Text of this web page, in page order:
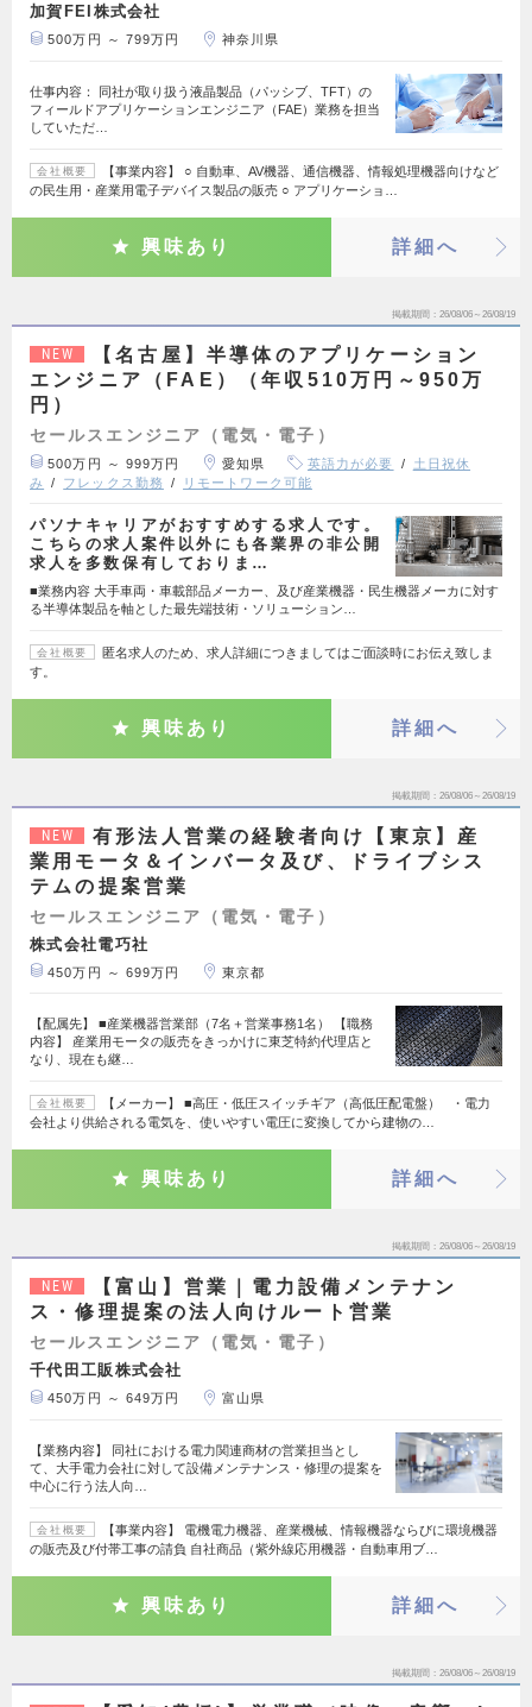
加賀FEI株式会社
500万円 ～ 799万円 神奈川県
仕事内容： 同社が取り扱う液晶製品（パッシブ、TFT）の
フィールドアプリケーションエンジニア（FAE）業務を担当
していただ…
会社概要
【事業内容】 ○ 自動車、AV機器、通信機器、情報処理機器向けなど
の民生用・産業用電子デバイス製品の販売 ○ アプリケーショ…
興味あり 詳細へ
掲載期間 26/08/06～26/08/19
NEW
【名古屋】半導体のアプリケーション
エンジニア（FAE）（年収510万円～950万
円）
セールスエンジニア（電気・電子）
500万円 ～ 999万円 愛知県 英語力が必要
土日祝休
み
フレックス勤務 リモートワーク可能
パソナキャリアがおすすめする求人です。
こちらの求人案件以外にも各業界の非公開
求人を多数保有しておりま…
■業務内容 大手車両・車載部品メーカー、及び産業機器・民生機器メーカに対す
る半導体製品を軸とした最先端技術・ソリューション…
会社概要
匿名求人のため、求人詳細につきましてはご面談時にお伝え致しま
す。
興味あり 詳細へ
掲載期間 26/08/06～26/08/19
NEW
有形法人営業の経験者向け【東京】産
業用モータ＆インバータ及び、ドライブシス
テムの提案営業
セールスエンジニア（電気・電子）
株式会社電巧社
450万円 ～ 699万円 東京都
【配属先】 ■産業機器営業部（7名＋営業事務1名） 【職務
内容】 産業用モータの販売をきっかけに東芝特約代理店と
なり、現在も継…
会社概要
【メーカー】 ■高圧・低圧スイッチギア（高低圧配電盤） ・電力
会社より供給される電気を、使いやすい電圧に変換してから建物の…
興味あり 詳細へ
掲載期間 26/08/06～26/08/19
NEW
【富山】営業｜電力設備メンテナン
ス・修理提案の法人向けルート営業
セールスエンジニア（電気・電子）
千代田工販株式会社
450万円 ～ 649万円 富山県
【業務内容】 同社における電力関連商材の営業担当とし
て、大手電力会社に対して設備メンテナンス・修理の提案を
中心に行う法人向…
会社概要
【事業内容】 電機電力機器、産業機械、情報機器ならびに環境機器
の販売及び付帯工事の請負 自社商品（紫外線応用機器・自動車用ブ…
興味あり 詳細へ
掲載期間 26/08/06～26/08/19